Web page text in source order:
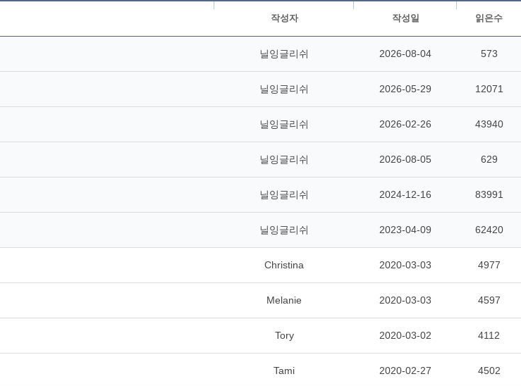
작성자 작성일 읽은수
닐잉글리쉬 2026-08-04 573
닐잉글리쉬 2026-05-29 12071
닐잉글리쉬 2026-02-26 43940
닐잉글리쉬 2026-08-05 629
닐잉글리쉬 2024-12-16 83991
닐잉글리쉬 2023-04-09 62420
Christina 2020-03-03 4977
Melanie 2020-03-03 4597
Tory 2020-03-02 4112
Tami 2020-02-27 4502